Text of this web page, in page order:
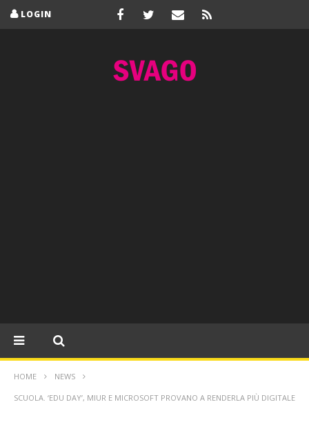
LOGIN
HOME NEWS
SCUOLA. ‘EDU DAY’, MIUR E MICROSOFT PROVANO A RENDERLA PIÙ DIGITALE